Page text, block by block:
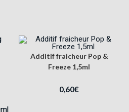
Additif fraicheur Pop &
Freeze 1,5ml
0,60€